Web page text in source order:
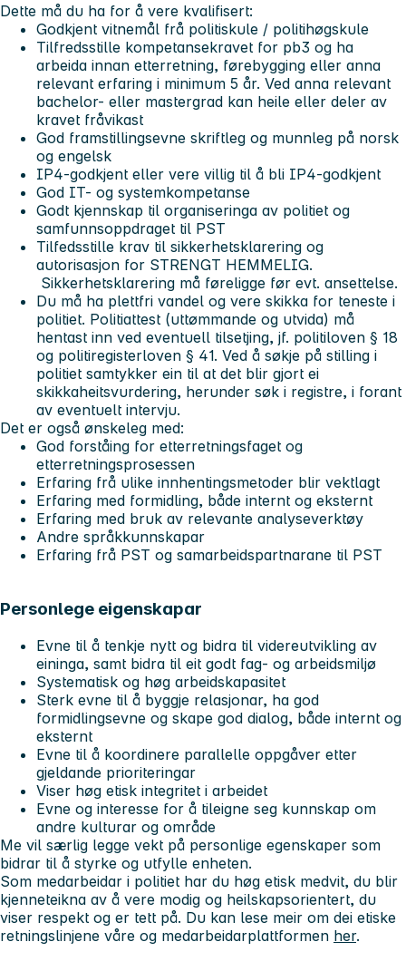
Dette må du ha for å vere kvalifisert:
Godkjent vitnemål frå politiskule / politihøgskule
Tilfredsstille kompetansekravet for pb3 og ha
arbeida innan etterretning, førebygging eller anna
relevant erfaring i minimum 5 år. Ved anna relevant
bachelor- eller mastergrad kan heile eller deler av
kravet fråvikast
God framstillingsevne skriftleg og munnleg på norsk
og engelsk
IP4-godkjent eller vere villig til å bli IP4-godkjent
God IT- og systemkompetanse
Godt kjennskap til organiseringa av politiet og
samfunnsoppdraget til PST
Tilfedsstille krav til sikkerhetsklarering og
autorisasjon for STRENGT HEMMELIG.
Sikkerhetsklarering må føreligge før evt. ansettelse.
Du må ha plettfri vandel og vere skikka for teneste i
politiet. Politiattest (uttømmande og utvida) må
hentast inn ved eventuell tilsetjing, jf. politiloven § 18
og politiregisterloven § 41. Ved å søkje på stilling i
politiet samtykker ein til at det blir gjort ei
skikkaheitsvurdering, herunder søk i registre, i forant
av eventuelt intervju.
Det er også ønskeleg med:
God forståing for etterretningsfaget og
etterretningsprosessen
Erfaring frå ulike innhentingsmetoder blir vektlagt
Erfaring med formidling, både internt og eksternt
Erfaring med bruk av relevante analyseverktøy
Andre språkkunnskapar
Erfaring frå PST og samarbeidspartnarane til PST
Personlege eigenskapar
Evne til å tenkje nytt og bidra til videreutvikling av
eininga, samt bidra til eit godt fag- og arbeidsmiljø
Systematisk og høg arbeidskapasitet
Sterk evne til å byggje relasjonar, ha god
formidlingsevne og skape god dialog, både internt og
eksternt
Evne til å koordinere parallelle oppgåver etter
gjeldande prioriteringar
Viser høg etisk integritet i arbeidet
Evne og interesse for å tileigne seg kunnskap om
andre kulturar og område
Me vil særlig legge vekt på personlige egenskaper som
bidrar til å styrke og utfylle enheten.
Som medarbeidar i politiet har du høg etisk medvit, du blir
kjenneteikna av å vere modig og heilskapsorientert, du
viser respekt og er tett på. Du kan lese meir om dei etiske
retningslinjene våre og medarbeidarplattformen her.